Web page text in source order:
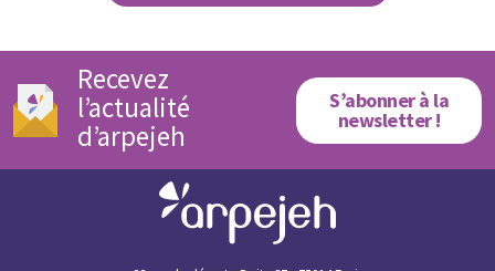
Recevez
l’actualité
d’arpejeh
S’abonner à la
newsletter !